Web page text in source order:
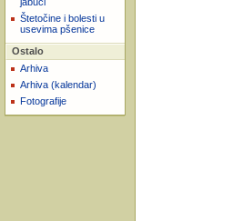
Štetočine i bolesti u
usevima pšenice
Ostalo
Arhiva
Arhiva (kalendar)
Fotografije